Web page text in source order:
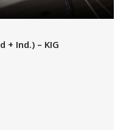
+ Ind.) – KIG